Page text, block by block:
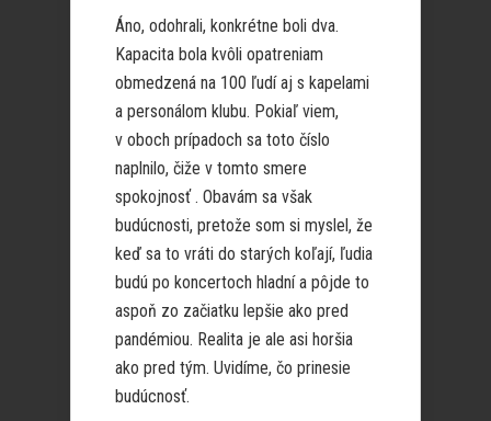
Áno, odohrali, konkrétne boli dva.
Kapacita bola kvôli opatreniam
obmedzená na 100 ľudí aj s kapelami
a personálom klubu. Pokiaľ viem,
v oboch prípadoch sa toto číslo
naplnilo, čiže v tomto smere
spokojnosť . Obavám sa však
budúcnosti, pretože som si myslel, že
keď sa to vráti do starých koľají, ľudia
budú po koncertoch hladní a pôjde to
aspoň zo začiatku lepšie ako pred
pandémiou. Realita je ale asi horšia
ako pred tým. Uvidíme, čo prinesie
budúcnosť.